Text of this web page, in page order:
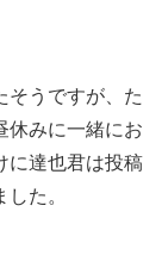
そうですが、た
休みに一緒にお
に達也君は投稿
た。